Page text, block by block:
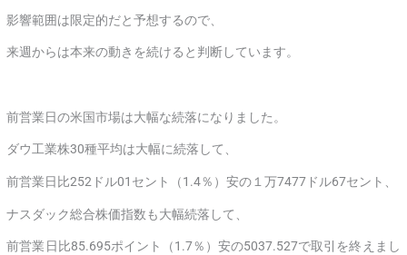
影響範囲は限定的だと予想するので、
来週からは本来の動きを続けると判断しています。
前営業日の米国市場は大幅な続落になりました。
ダウ工業株30種平均は大幅に続落して、
前営業日比252ドル01セント（1.4％）安の１万7477ドル67セント、
ナスダック総合株価指数も大幅続落して、
前営業日比85.695ポイント（1.7％）安の5037.527で取引を終えまし